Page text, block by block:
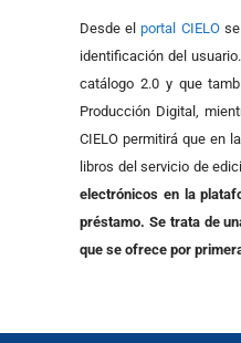
Desde elportal CIELOse
identificación del
catálogo 2.0 y que
Producción Digital,
CIELO permitirá que en
libros del servicio de
electrónicos en la
préstamo. Se trata de
que se ofrece por